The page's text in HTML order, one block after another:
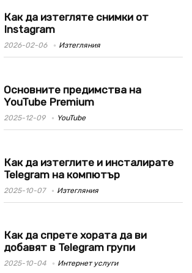
Как да изтегляте снимки от
Instagram
2026-02-06 Изтегляния
Основните предимства на
YouTube Premium
2025-12-09 YouTube
Как да изтеглите и инсталирате
Telegram на компютър
2025-10-07 Изтегляния
Как да спрете хората да ви
добавят в Telegram групи
2025-10-04 Интернет услуги